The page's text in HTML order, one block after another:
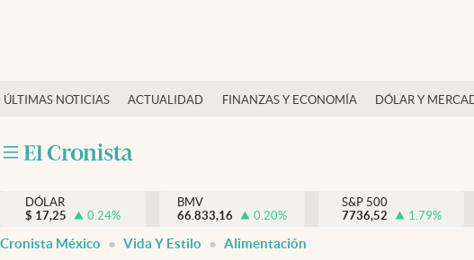
ÚLTIMAS NOTICIAS ACTUALIDAD FINANZAS Y ECONOMÍA DÓLAR Y
Actualidad
Internacionales
Opinión
DÓLAR
$ 17,25 0.24%
BMV
66.833,16
0.20%
S&P 500
7736,52
1.79%
Cronista México Vida Y Estilo Alimentación